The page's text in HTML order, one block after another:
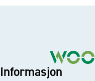
Informasjon